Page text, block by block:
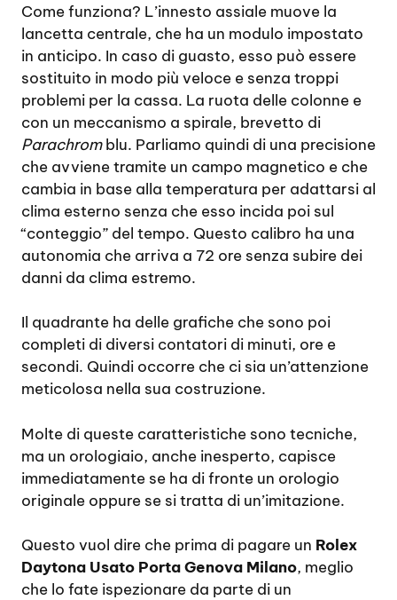
Come funziona? L’innesto assiale muove la
lancetta centrale, che ha un modulo impostato
in anticipo. In caso di guasto, esso può essere
sostituito in modo più veloce e senza troppi
problemi per la cassa. La ruota delle colonne e
con un meccanismo a spirale, brevetto di
Parachromblu. Parliamo quindi di una precisione
che avviene tramite un campo magnetico e che
cambia in base alla temperatura per adattarsi al
clima esterno senza che esso incida poi sul
“conteggio” del tempo. Questo calibro ha una
autonomia che arriva a 72 ore senza subire dei
danni da clima estremo.
Il quadrante ha delle grafiche che sono poi
completi di diversi contatori di minuti, ore e
secondi. Quindi occorre che ci sia un’attenzione
meticolosa nella sua costruzione.
Molte di queste caratteristiche sono tecniche,
ma un orologiaio, anche inesperto, capisce
immediatamente se ha di fronte un orologio
originale oppure se si tratta di un’imitazione.
Questo vuol dire che prima di pagare un Rolex
Daytona Usato Porta Genova Milano, meglio
che lo fate ispezionare da parte di un